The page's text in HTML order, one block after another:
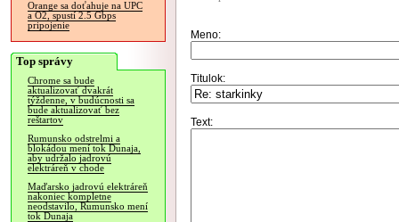
Orange sa doťahuje na UPC
a O2, spustí 2.5 Gbps
pripojenie
Top správy
Chrome sa bude
aktualizovať dvakrát
týždenne, v budúcnosti sa
bude aktualizovať bez
reštartov
Rumunsko odstrelmi a
blokádou mení tok Dunaja,
aby udržalo jadrovú
elektráreň v chode
Maďarsko jadrovú elektráreň
nakoniec kompletne
neodstavilo, Rumunsko mení
tok Dunaja
Meno:
Titulok:
Text: